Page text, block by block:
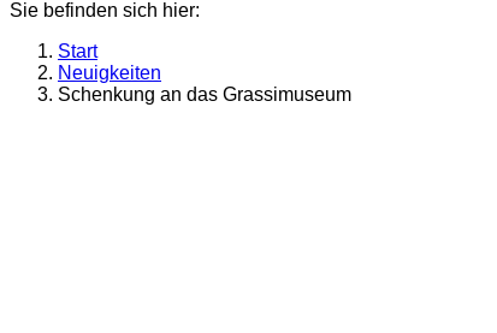
Sie befinden sich hier:
Start
Neuigkeiten
Schenkung an das Grassimuseum